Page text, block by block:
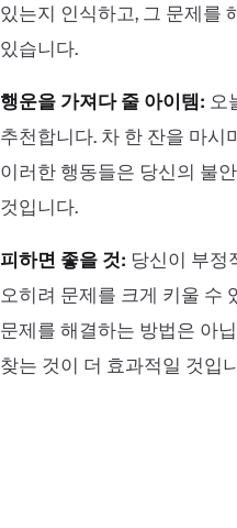
있는지 인식하고, 그 문제를
있습니다.
행운을 가져다 줄 아이템: 오
추천합니다. 차 한 잔을 마시
이러한 행동들은 당신의 불
것입니다.
피하면 좋을 것: 당신이 부정
오히려 문제를 크게 키울 수
문제를 해결하는 방법은 아
찾는 것이 더 효과적일 것입